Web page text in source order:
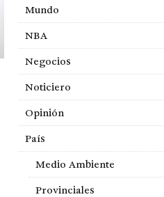
Mundo
NBA
Negocios
Noticiero
Opinión
País
Medio Ambiente
Provinciales